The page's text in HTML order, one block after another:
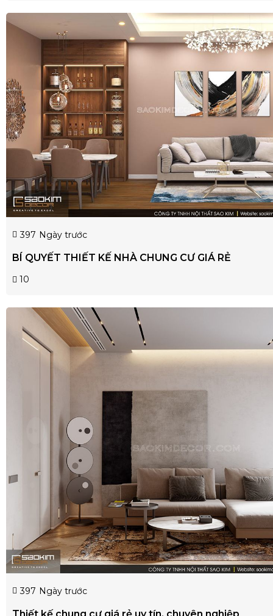
397 Ngày trước
BÍ QUYẾT THIẾT KẾ NHÀ CHUNG CƯ GIÁ RẺ
10
397 Ngày trước